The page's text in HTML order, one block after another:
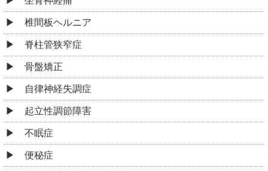
椎間板ヘルニア
脊柱管狭窄症
骨盤矯正
自律神経失調症
起立性調節障害
不眠症
便秘症